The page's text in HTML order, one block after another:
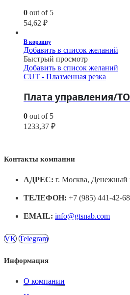
0 out of 5
54,62 ₽
В корзину
Добавить в список желаний
Быстрый просмотр
Добавить в список желаний
CUT - Плазменная резка
Плата управления/
0 out of 5
1233,37 ₽
Контакты компании
АДРЕС: г. Москва, Денежный
ТЕЛЕФОН: +7 (985) 441-42-68
EMAIL: info@gtsnab.com
VK Telegram
Информация
О компании